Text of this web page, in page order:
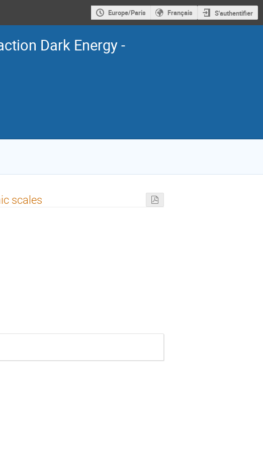
Europe/Paris Français S'authentifier
Dark Energy -
scales